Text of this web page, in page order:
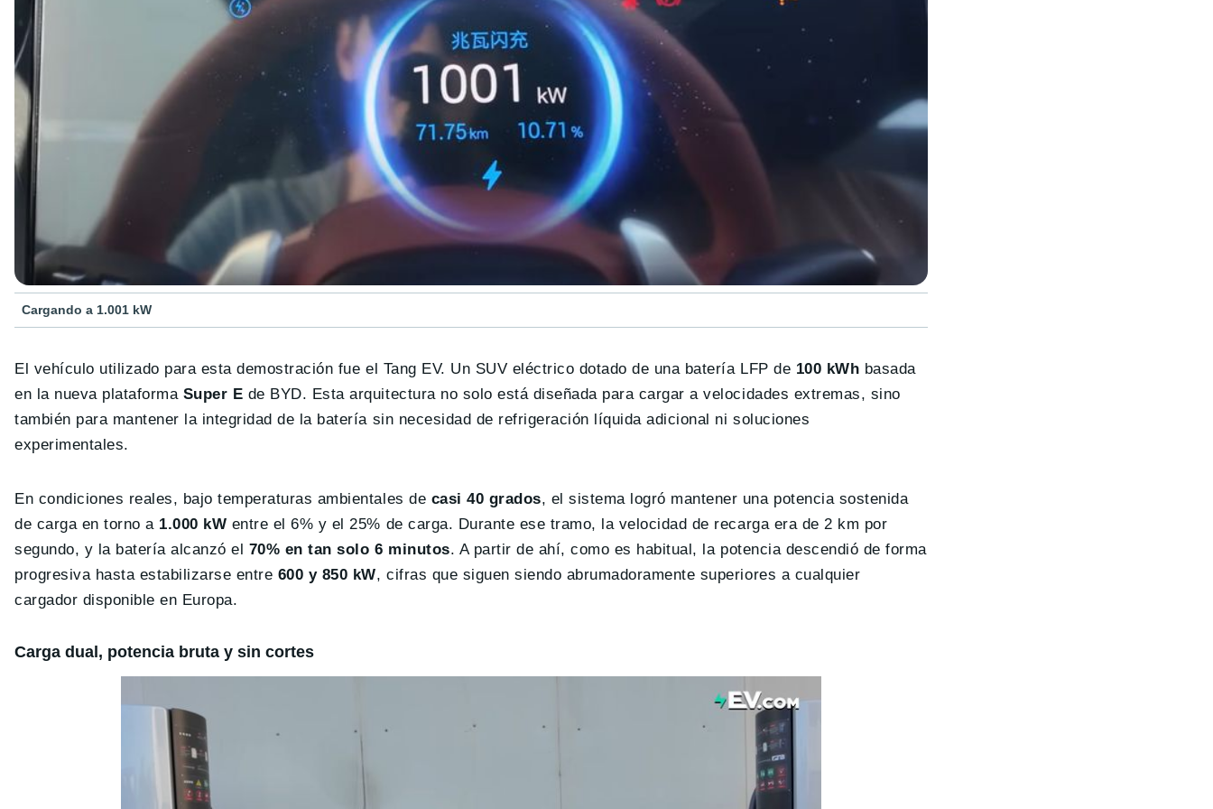
Cargando a 1.001 kW
El vehículo utilizado para esta demostración fue el Tang EV. Un SUV eléctrico dotado de una batería LFP de 100 kWh basada
en la nueva plataforma Super E de BYD. Esta arquitectura no solo está diseñada para cargar a velocidades extremas, sino
también para mantener la integridad de la batería sin necesidad de refrigeración líquida adicional ni soluciones
experimentales.
En condiciones reales, bajo temperaturas ambientales de casi 40 grados, el sistema logró mantener una potencia sostenida
de carga en torno a 1.000 kW entre el 6% y el 25% de carga. Durante ese tramo, la velocidad de recarga era de 2 km por
segundo, y la batería alcanzó el 70% en tan solo 6 minutos. A partir de ahí, como es habitual, la potencia descendió de forma
progresiva hasta estabilizarse entre 600 y 850 kW, cifras que siguen siendo abrumadoramente superiores a cualquier
cargador disponible en Europa.
Carga dual, potencia bruta y sin cortes